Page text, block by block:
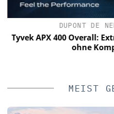
DUPONT DE
Tyvek APX 400 Overall:
ohne
MEIST